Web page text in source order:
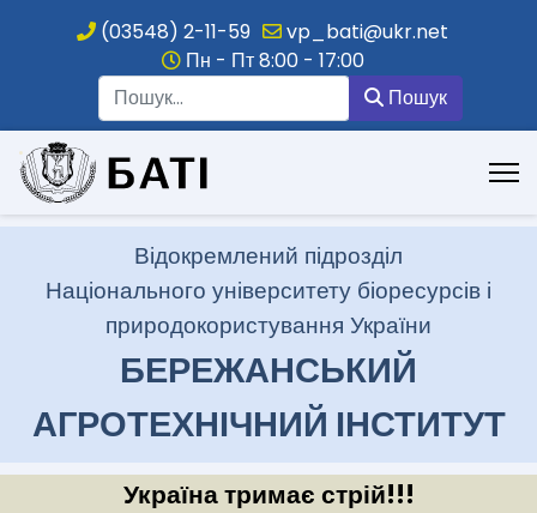
(03548) 2-11-59
vp_bati@ukr.net
Пн - Пт 8:00 - 17:00
Пошук
.
Відокремлений підрозділ
Національного університету біоресурсів і
природокористування України
БЕРЕЖАНСЬКИЙ
АГРОТЕХНІЧНИЙ ІНСТИТУТ
Україна тримає стрій!!!